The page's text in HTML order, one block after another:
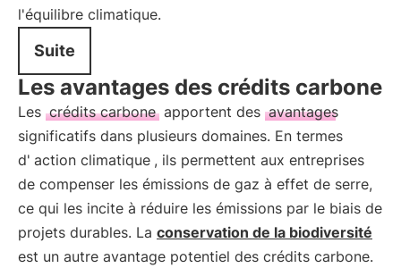
l'équilibre climatique.
Suite
Les avantages des crédits carbone
Les crédits carbone apportent des avantages
significatifs dans plusieurs domaines. En termes
d' action climatique , ils permettent aux entreprises
de compenser les émissions de gaz à effet de serre,
ce qui les incite à réduire les émissions par le biais de
projets durables. La conservation de la biodiversité
est un autre avantage potentiel des crédits carbone.